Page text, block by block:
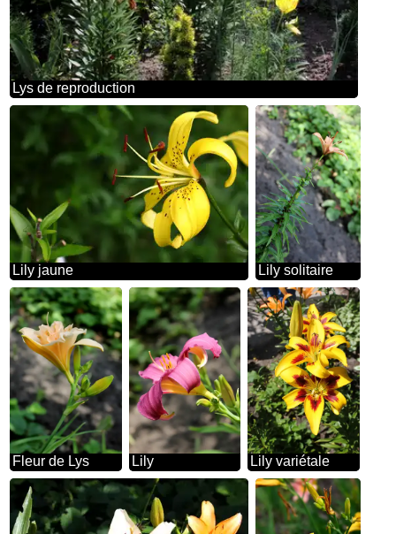
Lys de reproduction
Lily jaune Lily solitaire
Fleur de Lys Lily Lily variétale